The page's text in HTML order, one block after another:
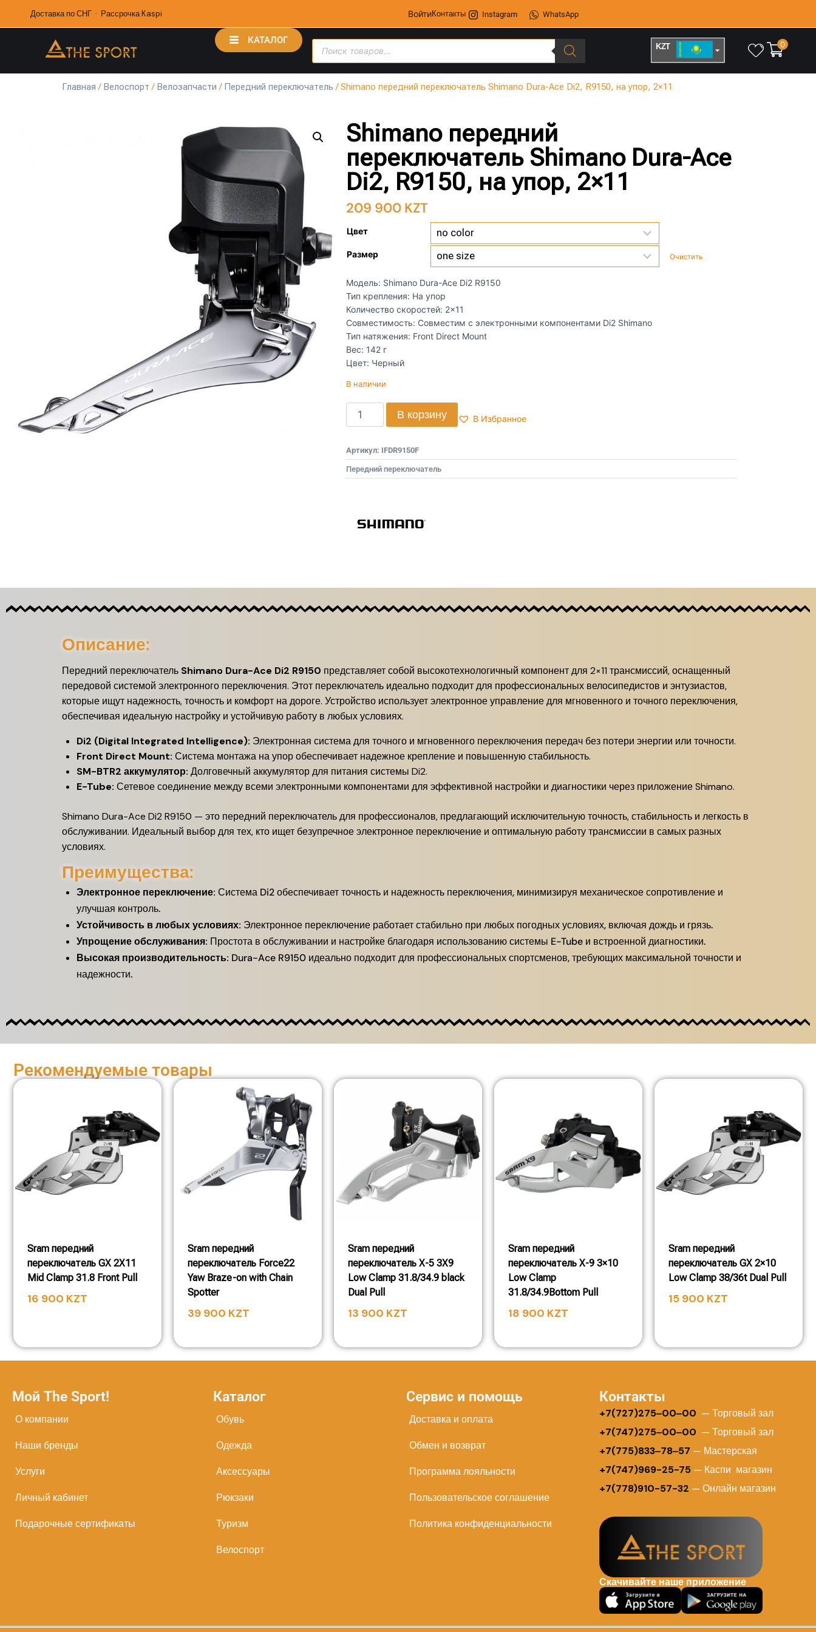
Доставка по СНГ · Рассрочка Kaspi ВойтиКонтакты Instagram WhatsApp
КАТАЛОГ
KZT 0
Главная / Велоспорт / Велозапчасти / Передний переключатель / Shimano передний переключатель Shimano Dura-Ace Di2, R9150, на упор, 2×11
Shimano передний
переключатель Shimano Dura-Ace
Di2, R9150, на упор, 2×11
209 900 KZT
Цвет
Размер Очистить
Модель: Shimano Dura-Ace Di2 R9150
Тип крепления: На упор
Количество скоростей: 2×11
Совместимость: Совместим с электронными компонентами Di2 Shimano
Тип натяжения: Front Direct Mount
Вес: 142 г
Цвет: Черный
В наличии
В корзину В Избранное
Артикул: IFDR9150F
Передний переключатель
Описание:
Передний переключатель Shimano Dura-Ace Di2 R9150 представляет собой высокотехнологичный компонент для 2×11 трансмиссий, оснащенный
передовой системой электронного переключения. Этот переключатель идеально подходит для профессиональных велосипедистов и энтузиастов,
которые ищут надежность, точность и комфорт на дороге. Устройство использует электронное управление для мгновенного и точного переключения,
обеспечивая идеальную настройку и устойчивую работу в любых условиях.
Di2 (Digital Integrated Intelligence): Электронная система для точного и мгновенного переключения передач без потери энергии или точности.
Front Direct Mount: Система монтажа на упор обеспечивает надежное крепление и повышенную стабильность.
SM-BTR2 аккумулятор: Долговечный аккумулятор для питания системы Di2.
E-Tube: Сетевое соединение между всеми электронными компонентами для эффективной настройки и диагностики через приложение Shimano.
Shimano Dura-Ace Di2 R9150 — это передний переключатель для профессионалов, предлагающий исключительную точность, стабильность и легкость в
обслуживании. Идеальный выбор для тех, кто ищет безупречное электронное переключение и оптимальную работу трансмиссии в самых разных
условиях.
Преимущества:
Электронное переключение: Система Di2 обеспечивает точность и надежность переключения, минимизируя механическое сопротивление и
улучшая контроль.
Устойчивость в любых условиях: Электронное переключение работает стабильно при любых погодных условиях, включая дождь и грязь.
Упрощение обслуживания: Простота в обслуживании и настройке благодаря использованию системы E-Tube и встроенной диагностики.
Высокая производительность: Dura-Ace R9150 идеально подходит для профессиональных спортсменов, требующих максимальной точности и
надежности.
Рекомендуемые товары
Sram передний
переключатель GX 2X11
Mid Clamp 31.8 Front Pull
16 900 KZT
Sram передний
переключатель Force22
Yaw Braze-on with Chain
Spotter
39 900 KZT
Sram передний
переключатель X-5 3X9
Low Clamp 31.8/34.9 black
Dual Pull
13 900 KZT
Sram передний
переключатель X-9 3×10
Low Clamp
31.8/34.9Bottom Pull
18 900 KZT
Sram передний
переключатель GX 2×10
Low Clamp 38/36t Dual Pull
15 900 KZT
Мой The Sport!
О компании
Наши бренды
Услуги
Личный кабинет
Подарочные сертификаты
Каталог
Обувь
Одежда
Аксессуары
Рюкзаки
Туризм
Велоспорт
Сервис и помощь
Доставка и оплата
Обмен и возврат
Программа лояльности
Пользовательское соглашение
Политика конфиденциальности
Контакты
+7(727)275‒00‒00 — Торговый зал
+7(747)275‒00‒00 — Торговый зал
+7(775)833‒78‒57 — Мастерская
+7(747)969-25-75— Каспи магазин
+7(778)910-57-32 — Онлайн магазин
Скачивайте наше приложение